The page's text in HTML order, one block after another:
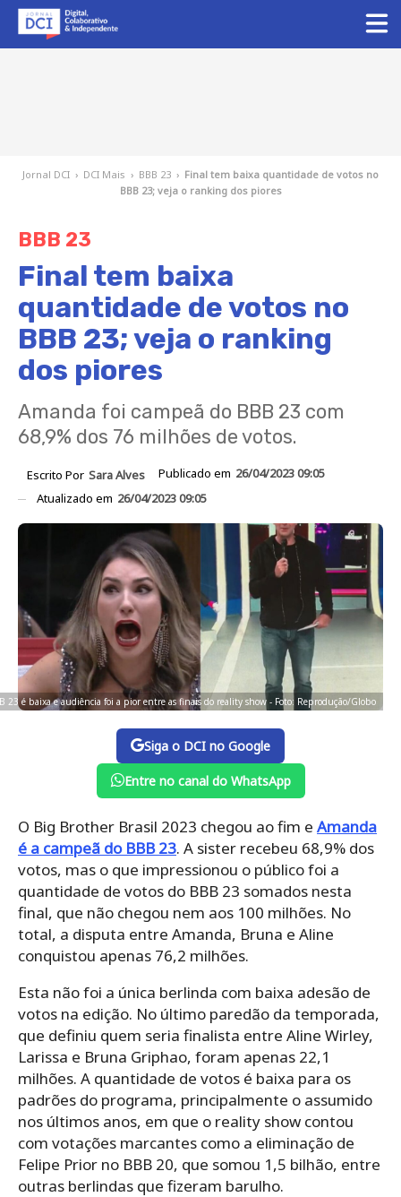
Jornal DCI › DCI Mais › BBB 23 › Final tem baixa quantidade de votos no
BBB 23; veja o ranking dos piores
BBB 23
Final tem baixa
quantidade de votos no
BBB 23; veja o ranking
dos piores
Amanda foi campeã do BBB 23 com
68,9% dos 76 milhões de votos.
Escrito Por Sara Alves Publicado em 26/04/2023 09:05
Atualizado em 26/04/2023 09:05
23 é baixa e audiência foi a pior entre as finais do reality show - Foto: Reprodução/Globo
Siga o DCI no Google
Entre no canal do WhatsApp
O Big Brother Brasil 2023 chegou ao fim e Amanda
é a campeã do BBB 23. A sister recebeu 68,9% dos
votos, mas o que impressionou o público foi a
quantidade de votos do BBB 23 somados nesta
final, que não chegou nem aos 100 milhões. No
total, a disputa entre Amanda, Bruna e Aline
conquistou apenas 76,2 milhões.
Esta não foi a única berlinda com baixa adesão de
votos na edição. No último paredão da temporada,
que definiu quem seria finalista entre Aline Wirley,
Larissa e Bruna Griphao, foram apenas 22,1
milhões. A quantidade de votos é baixa para os
padrões do programa, principalmente o assumido
nos últimos anos, em que o reality show contou
com votações marcantes como a eliminação de
Felipe Prior no BBB 20, que somou 1,5 bilhão, entre
outras berlindas que fizeram barulho.